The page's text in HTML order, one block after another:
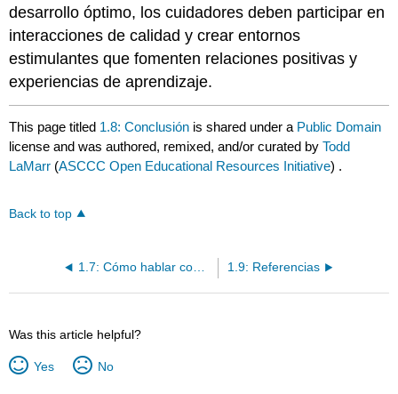
desarrollo óptimo, los cuidadores deben participar en
interacciones de calidad y crear entornos
estimulantes que fomenten relaciones positivas y
experiencias de aprendizaje.
This page titled 1.8: Conclusión is shared under a Public Domain
license and was authored, remixed, and/or curated byTodd
LaMarr (ASCCC Open Educational Resources Initiative) .
Back to top
1.7: Cómo hablar con los padres sobre los retrasos en el desarrollo 1.9: Referencias
Was this article helpful?
Yes No